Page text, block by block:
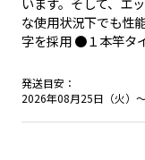
な使用状況下でも性
字を採用 ●１本竿タ
発送目安：
2026年08月25日（火）